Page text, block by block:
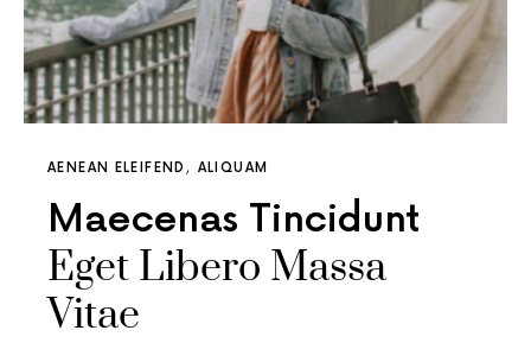
AENEAN ELEIFEND ALIQUAM
Maecenas Tincidunt
Eget Libero Massa
Vitae